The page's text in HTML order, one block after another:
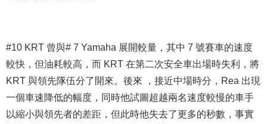
#10 KRT 曾與# 7 Yamaha 展開較量，其中 7 號賽車的速度
較快，但油耗較高，而 KRT 在第二次安全車出場時失利，將
KRT 與領先隊伍分了開來。後來 ，接近中場時分，Rea 出現
一個車速降低的幅度，同時他試圖超越兩名速度較慢的車手
以縮小與領先者的差距，但此時他失去了更多的秒數，事實